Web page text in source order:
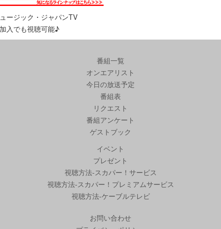
ージック・ジャパンTV
入でも視聴可能♪
番組一覧
オンエアリスト
今日の放送予定
番組表
リクエスト
番組アンケート
ゲストブック
イベント
プレゼント
視聴方法-スカパー！サービス
視聴方法-スカパー！プレミアムサービス
視聴方法-ケーブルテレビ
お問い合わせ